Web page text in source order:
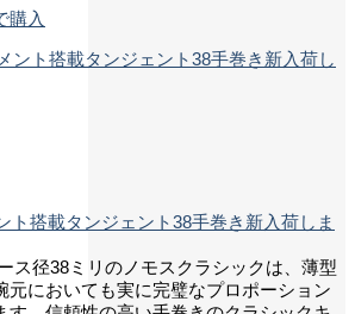
購入
ト搭載タンジェント38手巻き新入荷しま
ス径38ミリのノモスクラシックは、薄型
元においても実に完璧なプロポーション